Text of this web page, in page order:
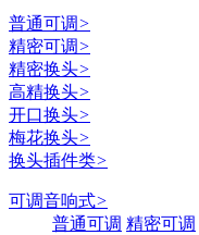
普通可调>
精密可调>
精密换头>
高精换头>
开口换头>
梅花换头>
换头插件类>
可调音响式>
普通可调 精密可调